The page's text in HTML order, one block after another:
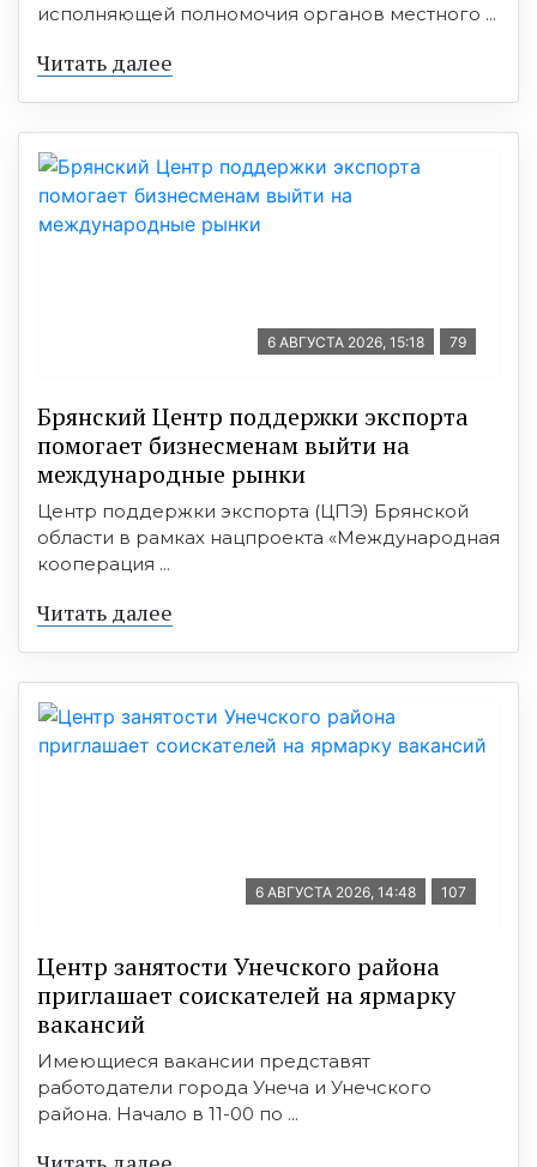
исполняющей полномочия органов местного ...
Читать далее
6 АВГУСТА 2026, 15:18 79
Брянский Центр поддержки экспорта
помогает бизнесменам выйти на
международные рынки
Центр поддержки экспорта (ЦПЭ) Брянской
области в рамках нацпроекта «Международная
кооперация ...
Читать далее
6 АВГУСТА 2026, 14:48 107
Центр занятости Унечского района
приглашает соискателей на ярмарку
вакансий
Имеющиеся вакансии представят
работодатели города Унеча и Унечского
района. Начало в 11-00 по ...